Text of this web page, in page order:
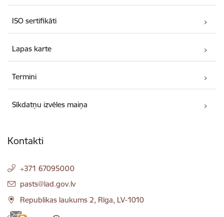
ISO sertifikāti
Lapas karte
Termini
Sīkdatņu izvēles maiņa
Kontakti
+371 67095000
E-pasts:
pasts@lad.gov.lv
Republikas laukums 2, Rīga, LV-1010